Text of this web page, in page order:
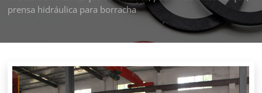
prensa hidráulica para borracha